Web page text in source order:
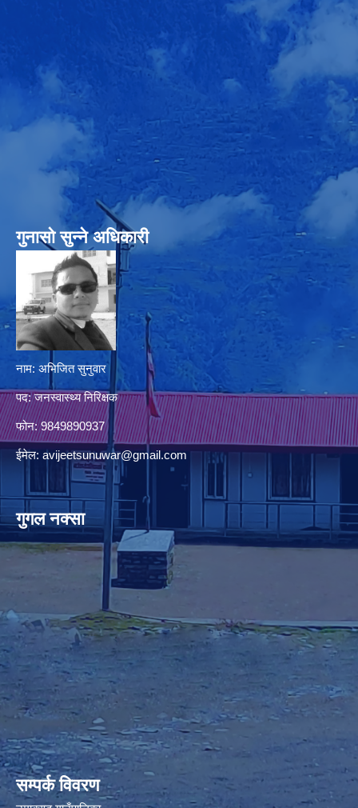
गुनासो सुन्‍ने अधिकारी
नाम: अभिजित सुनुवार
पद: जनस्वास्थ्य निरिक्षक
फोन: 9849890937
ईमेल: avijeetsunuwar@gmail.com
गुगल नक्सा
premium bootstrap themes
सम्पर्क विवरण